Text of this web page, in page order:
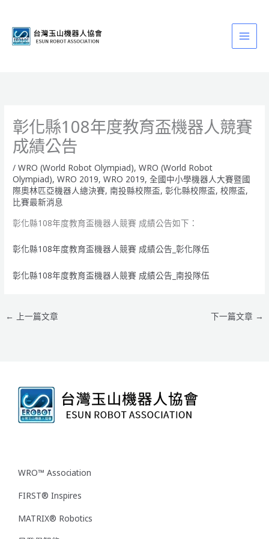
彰化縣108年度教育盃機器人競賽
成績公告
/WRO (World Robot Olympiad),WRO (World Robot
Olympiad),WRO 2019,WRO 2019,全國中小學機器人大賽暨國
際奧林匹亞機器人總決賽,南投縣校際盃,彰化縣校際盃,校際盃,
比賽最新消息
彰化縣108年度教育盃機器人競賽 成績公告如下：
彰化縣108年度教育盃機器人競賽 成績公告_彰化隊伍
彰化縣108年度教育盃機器人競賽 成績公告_南投隊伍
← 上一篇文章 下一篇文章 →
WRO™ Association
FIRST® Inspires
MATRIX® Robotics